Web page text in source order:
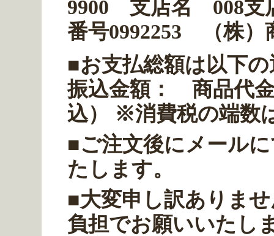
9900 支店名 008支
番号0992253 （株）
■お支払総額は以下
振込金額： 商品代
込） ※消費税の端数
■ご注文後にメール
たします。
■大変申し訳ありま
負担でお願いいたし